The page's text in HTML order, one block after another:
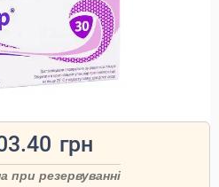
грн
при резервуванні